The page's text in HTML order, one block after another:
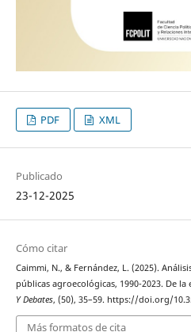
PDF XML
Publicado
23-12-2025
Cómo citar
Caimmi, N., & Fernández, L. (2025).
públicas agroecológicas, 1990-2023. De
Y Debates, (50), 35–59. https://doi.org/
Más formatos de cita